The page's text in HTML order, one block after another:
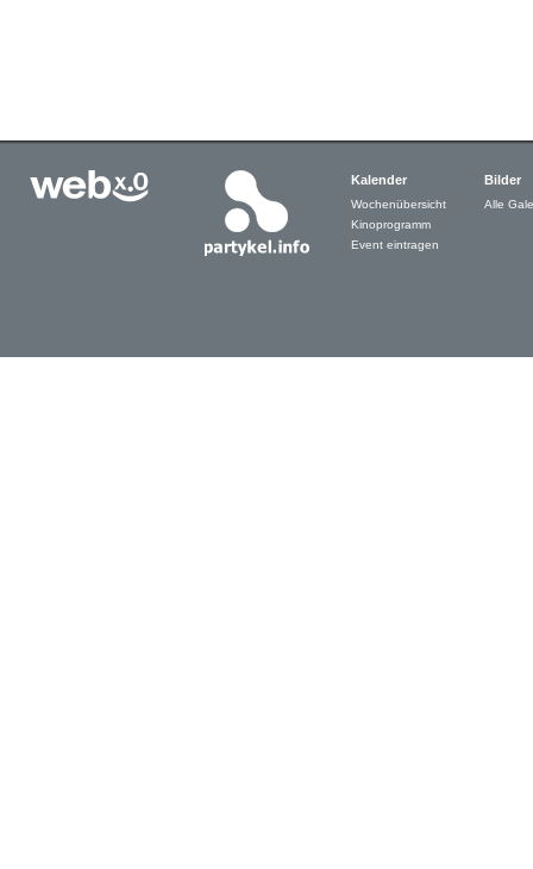
Kalender
Wochenübersicht
Kinoprogramm
Event eintragen
Bilder
Alle